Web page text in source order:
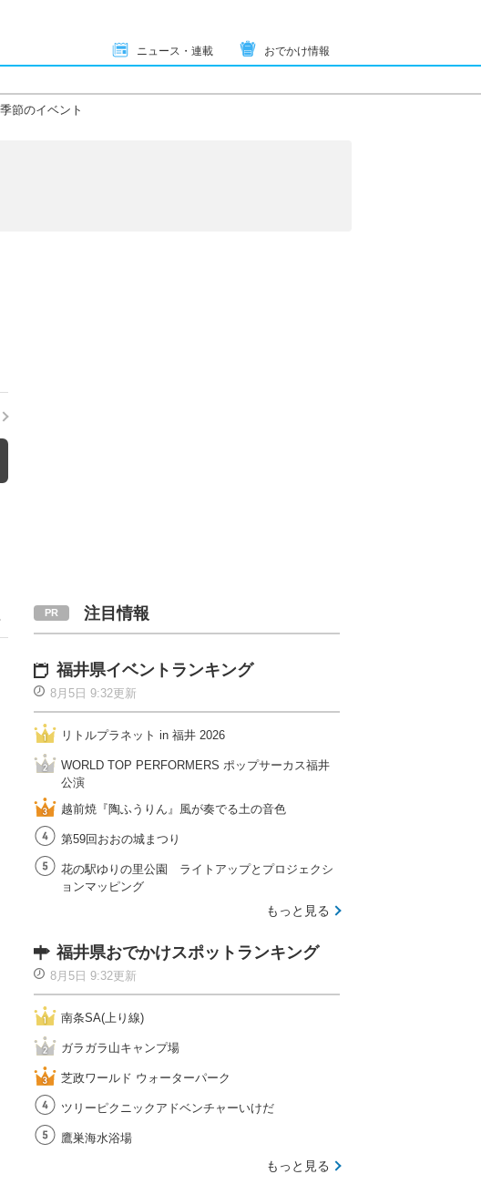
ニュース・連載 おでかけ情報
季節のイベント
注目情報
福井県イベントランキング
8月5日 9:32更新
リトルプラネット in 福井 2026
WORLD TOP PERFORMERS ポップサーカス福井
公演
越前焼『陶ふうりん』風が奏でる土の音色
第59回おおの城まつり
花の駅ゆりの里公園 ライトアップとプロジェクシ
ョンマッピング
もっと見る
福井県おでかけスポットランキング
8月5日 9:32更新
南条SA(上り線)
ガラガラ山キャンプ場
芝政ワールド ウォーターパーク
ツリーピクニックアドベンチャーいけだ
鷹巣海水浴場
もっと見る